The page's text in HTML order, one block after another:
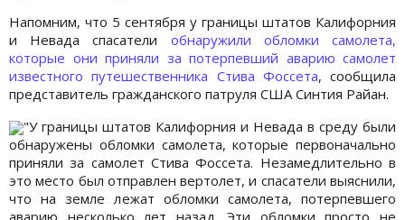
Напомним, что 5 сентября у границы штатов Калифорния
и Невада спасатели обнаружили обломки самолета,
которые они приняли за потерпевший аварию самолет
известного путешественника Стива Фоссета, сообщила
представитель гражданского патруля США Синтия Райан.
"У границы штатов Калифорния и Невада в среду были
обнаружены обломки самолета, которые первоначально
приняли за самолет Стива Фоссета. Незамедлительно в
это место был отправлен вертолет, и спасатели выяснили,
что на земле лежат обломки самолета, потерпевшего